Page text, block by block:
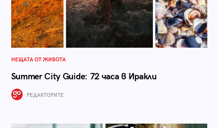
НЕЩАТА ОТ ЖИВОТА
Summer City Guide: 72 часа в Иракли
РЕДАКТОРИТЕ